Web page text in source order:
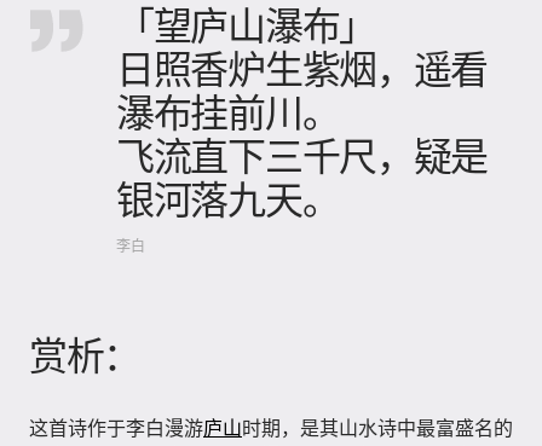
「望庐山瀑布」
日照香炉生紫烟，遥看
瀑布挂前川。
飞流直下三千尺，疑是
银河落九天。
李白
赏析：
这首诗作于李白漫游庐山时期，是其山水诗中最富盛名的